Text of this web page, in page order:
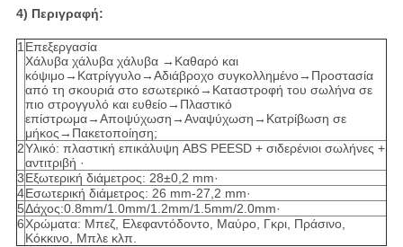
4) Περιγραφή:
1Επεξεργασία
Χάλυβα χάλυβα χάλυβα →Καθαρό και
κόψιμο→Κατρίγγυλο→Αδιάβροχο συγκολλημένο→Προστασία
από τη σκουριά στο εσωτερικό→Καταστροφή του σωλήνα σε
πιο στρογγυλό και ευθείο→Πλαστικό
επίστρωμα→Αποψύχωση→Αναψύχωση→Κατρίβωση σε
μήκος→Πακετοποίηση;
2Υλικό: πλαστική επικάλυψη ABS PEESD + σιδερένιοι σωλήνες +
αντιτριβή ·
3Εξωτερική διάμετρος: 28±0,2 mm·
4Εσωτερική διάμετρος: 26 mm-27,2 mm·
5Δάχος:0.8mm/1.0mm/1.2mm/1.5mm/2.0mm·
6Χρώματα: Μπεζ, Ελεφαντόδοντο, Μαύρο, Γκρι, Πράσινο,
Κόκκινο, Μπλε κλπ.